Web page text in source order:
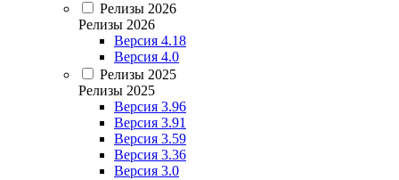
Релизы 2026
Релизы 2026
Версия 4.18
Версия 4.0
Релизы 2025
Релизы 2025
Версия 3.96
Версия 3.91
Версия 3.59
Версия 3.36
Версия 3.0